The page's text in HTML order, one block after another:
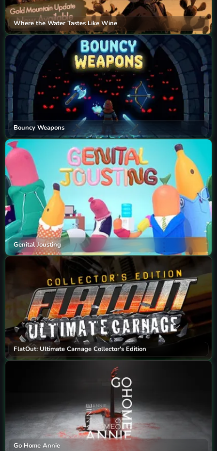
Where the Water Tastes Like Wine
Bouncy Weapons
Genital Jousting
FlatOut: Ultimate Carnage Collector's Edition
Go Home Annie